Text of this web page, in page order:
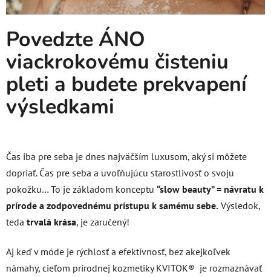
Povedzte ÁNO
viackrokovému čisteniu
pleti a budete prekvapení
výsledkami
Čas iba pre seba je dnes najväčším luxusom, aký si môžete
dopriať. Čas pre seba a uvoľňujúcu starostlivosť o svoju
pokožku… To je základom konceptu “slow beauty” = návratu k
prírode a zodpovednému prístupu k samému sebe. Výsledok,
teda trvalá krása, je zaručený!
Aj keď v móde je rýchlosť a efektívnosť, bez akejkoľvek
námahy, cieľom prírodnej kozmetiky KVITOK® je rozmaznávať